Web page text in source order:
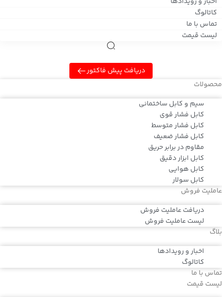
کاتالوگ
تماس با ما
لیست قیمت
دریافت پیش فاکتور
محصولات
سیم و کابل ساختمانی
کابل فشار قوی
کابل فشار متوسط
کابل فشار ضعیف
مقاوم در برابر حریق
کابل ابزار دقیق
کابل هوایی
کابل سولار
عاملیت فروش
دریافت عاملیت فروش
لیست عاملیت فروش
بلاگ
اخبار و رویدادها
کاتالوگ
تماس با ما
لیست قیمت